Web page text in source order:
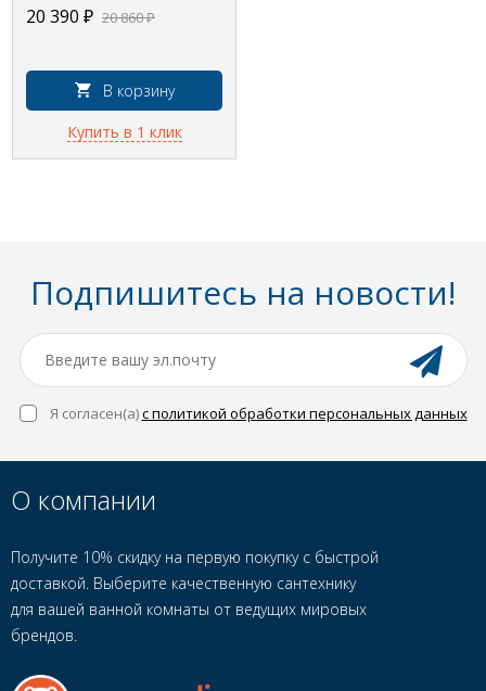
безободковый
20 390 ₽ 20 860₽
В корзину
Купить в 1 клик
Подпишитесь на новости!
Я согласен(a)с политикой обработки персональных данных
О компании
Получите 10% скидку на первую покупку с быстрой
доставкой. Выберите качественную сантехнику
для вашей ванной комнаты от ведущих мировых
брендов.